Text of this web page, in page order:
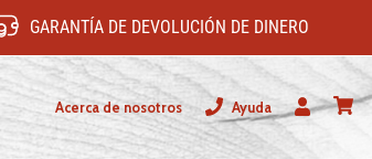
GARANTÍA DE DEVOLUCIÓN DE DINERO
Acerca de nosotros
Ayuda
Usuario